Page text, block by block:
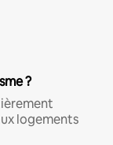
?
logements